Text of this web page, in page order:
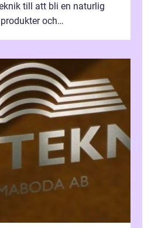
till att bli en naturlig
och